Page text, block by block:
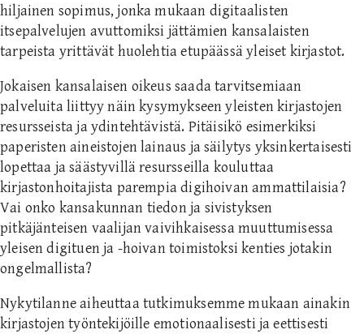
hiljainen sopimus, jonka mukaan digitaalisten
itsepalvelujen avuttomiksi jättämien kansalaisten
tarpeista yrittävät huolehtia etupäässä yleiset kirjastot.
Jokaisen kansalaisen oikeus saada tarvitsemiaan
palveluita liittyy näin kysymykseen yleisten kirjastojen
resursseista ja ydintehtävistä. Pitäisikö esimerkiksi
paperisten aineistojen lainaus ja säilytys yksinkertaisesti
lopettaa ja säästyvillä resursseilla kouluttaa
kirjastonhoitajista parempia digihoivan ammattilaisia?
Vai onko kansakunnan tiedon ja sivistyksen
pitkäjänteisen vaalijan vaivihkaisessa muuttumisessa
yleisen digituen ja -hoivan toimistoksi kenties jotakin
ongelmallista?
Nykytilanne aiheuttaa tutkimuksemme mukaan ainakin
kirjastojen työntekijöille emotionaalisesti ja eettisesti